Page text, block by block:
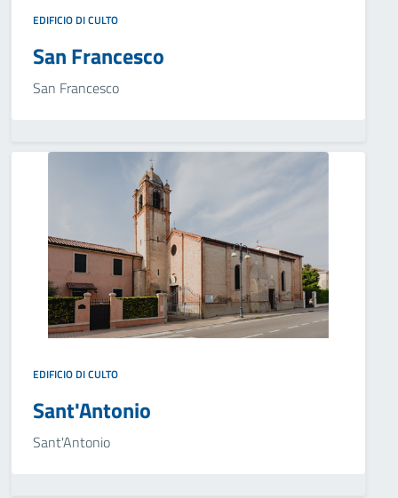
EDIFICIO DI CULTO
San Francesco
San Francesco
EDIFICIO DI CULTO
Sant'Antonio
Sant'Antonio